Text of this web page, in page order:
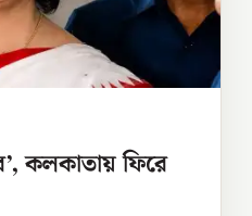
কলকাতায় ফিরে